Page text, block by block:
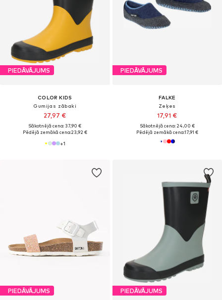
PIEDĀVĀJUMS
COLOR KIDS
Gumijas zābaki
27,97 €
Sākotnējā cena: 37,90 €
Pēdējā zemākā cena:23,92 €
+1
PIEDĀVĀJUMS
FALKE
Zeķes
17,91 €
Sākotnējā cena: 24,00 €
Pēdējā zemākā cena:17,91 €
PIEDĀVĀJUMS PIEDĀVĀJUMS